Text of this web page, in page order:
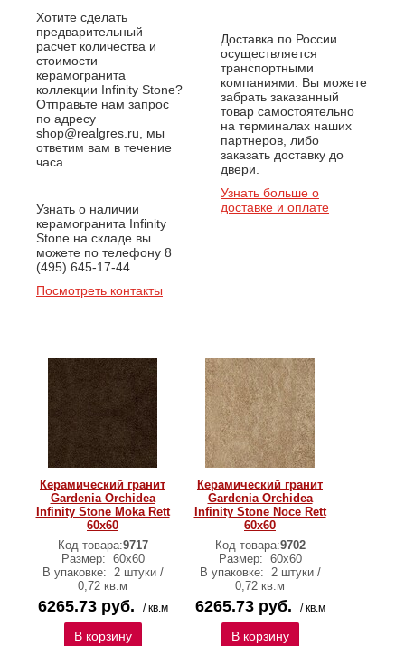
Хотите сделать
предварительный
расчет количества и
стоимости
керамогранита
коллекции Infinity Stone?
Отправьте нам запрос
по адресу
shop@realgres.ru, мы
ответим вам в течение
часа.
Узнать о наличии
керамогранита Infinity
Stone на складе вы
можете по телефону 8
(495) 645-17-44.
Посмотреть контакты
Доставка по России
осуществляется
транспортными
компаниями. Вы можете
забрать заказанный
товар самостоятельно
на терминалах наших
партнеров, либо
заказать доставку до
двери.
Узнать больше о
доставке и оплате
Керамический гранит
Gardenia Orchidea
Infinity Stone Moka Rett
60х60
Код товара:9717
Размер: 60х60
В упаковке: 2 штуки /
0,72 кв.м
6265.73 руб. / кв.м
В корзину
Керамический гранит
Gardenia Orchidea
Infinity Stone Noce Rett
60х60
Код товара:9702
Размер: 60х60
В упаковке: 2 штуки /
0,72 кв.м
6265.73 руб. / кв.м
В корзину